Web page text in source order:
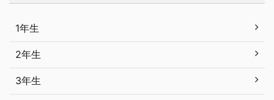
1年生
2年生
3年生